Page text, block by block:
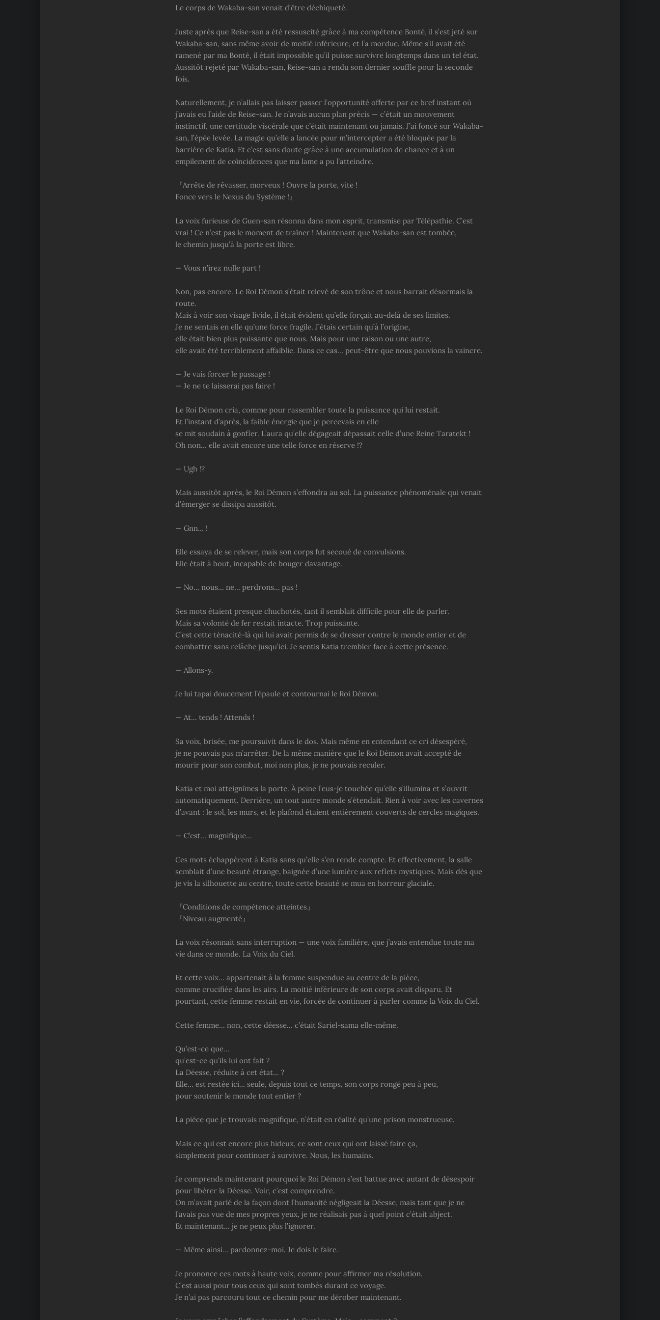
Le corps de Wakaba-san venait d’être déchiqueté.
Juste après que Reise-san a été ressuscité grâce à ma compétence Bonté, il s’est jeté sur
Wakaba-san, sans même avoir de moitié inférieure, et l’a mordue. Même s’il avait été
ramené par ma Bonté, il était impossible qu’il puisse survivre longtemps dans un tel état.
Aussitôt rejeté par Wakaba-san, Reise-san a rendu son dernier souffle pour la seconde
fois.
Naturellement, je n’allais pas laisser passer l’opportunité offerte par ce bref instant où
j’avais eu l’aide de Reise-san. Je n’avais aucun plan précis — c’était un mouvement
instinctif, une certitude viscérale que c’était maintenant ou jamais. J’ai foncé sur Wakaba-
san, l’épée levée. La magie qu’elle a lancée pour m’intercepter a été bloquée par la
barrière de Katia. Et c’est sans doute grâce à une accumulation de chance et à un
empilement de coïncidences que ma lame a pu l’atteindre.
『Arrête de rêvasser, morveux ! Ouvre la porte, vite !
Fonce vers le Nexus du Système !』
La voix furieuse de Guen-san résonna dans mon esprit, transmise par Télépathie. C’est
vrai ! Ce n’est pas le moment de traîner ! Maintenant que Wakaba-san est tombée,
le chemin jusqu’à la porte est libre.
— Vous n’irez nulle part !
Non, pas encore. Le Roi Démon s’était relevé de son trône et nous barrait désormais la
route.
Mais à voir son visage livide, il était évident qu’elle forçait au-delà de ses limites.
Je ne sentais en elle qu’une force fragile. J’étais certain qu’à l’origine,
elle était bien plus puissante que nous. Mais pour une raison ou une autre,
elle avait été terriblement affaiblie. Dans ce cas… peut-être que nous pouvions la vaincre.
— Je vais forcer le passage !
— Je ne te laisserai pas faire !
Le Roi Démon cria, comme pour rassembler toute la puissance qui lui restait.
Et l’instant d’après, la faible énergie que je percevais en elle
se mit soudain à gonfler. L’aura qu’elle dégageait dépassait celle d’une Reine Taratekt !
Oh non… elle avait encore une telle force en réserve !?
— Ugh !?
Mais aussitôt après, le Roi Démon s’effondra au sol. La puissance phénoménale qui venait
d’émerger se dissipa aussitôt.
— Gnn… !
Elle essaya de se relever, mais son corps fut secoué de convulsions.
Elle était à bout, incapable de bouger davantage.
— No… nous… ne… perdrons… pas !
Ses mots étaient presque chuchotés, tant il semblait difficile pour elle de parler.
Mais sa volonté de fer restait intacte. Trop puissante.
C’est cette ténacité-là qui lui avait permis de se dresser contre le monde entier et de
combattre sans relâche jusqu’ici. Je sentis Katia trembler face à cette présence.
— Allons-y.
Je lui tapai doucement l’épaule et contournai le Roi Démon.
— At… tends ! Attends !
Sa voix, brisée, me poursuivit dans le dos. Mais même en entendant ce cri désespéré,
je ne pouvais pas m’arrêter. De la même manière que le Roi Démon avait accepté de
mourir pour son combat, moi non plus, je ne pouvais reculer.
Katia et moi atteignîmes la porte. À peine l’eus-je touchée qu’elle s’illumina et s’ouvrit
automatiquement. Derrière, un tout autre monde s’étendait. Rien à voir avec les cavernes
d’avant : le sol, les murs, et le plafond étaient entièrement couverts de cercles magiques.
— C’est… magnifique…
Ces mots échappèrent à Katia sans qu’elle s’en rende compte. Et effectivement, la salle
semblait d’une beauté étrange, baignée d’une lumière aux reflets mystiques. Mais dès que
je vis la silhouette au centre, toute cette beauté se mua en horreur glaciale.
『Conditions de compétence atteintes』
『Niveau augmenté』
La voix résonnait sans interruption — une voix familière, que j’avais entendue toute ma
vie dans ce monde. La Voix du Ciel.
Et cette voix… appartenait à la femme suspendue au centre de la pièce,
comme crucifiée dans les airs. La moitié inférieure de son corps avait disparu. Et
pourtant, cette femme restait en vie, forcée de continuer à parler comme la Voix du Ciel.
Cette femme… non, cette déesse… c’était Sariel-sama elle-même.
Qu’est-ce que…
qu’est-ce qu’ils lui ont fait ?
La Déesse, réduite à cet état… ?
Elle… est restée ici… seule, depuis tout ce temps, son corps rongé peu à peu,
pour soutenir le monde tout entier ?
La pièce que je trouvais magnifique, n’était en réalité qu’une prison monstrueuse.
Mais ce qui est encore plus hideux, ce sont ceux qui ont laissé faire ça,
simplement pour continuer à survivre. Nous, les humains.
Je comprends maintenant pourquoi le Roi Démon s’est battue avec autant de désespoir
pour libérer la Déesse. Voir, c’est comprendre.
On m’avait parlé de la façon dont l’humanité négligeait la Déesse, mais tant que je ne
l’avais pas vue de mes propres yeux, je ne réalisais pas à quel point c’était abject.
Et maintenant… je ne peux plus l’ignorer.
— Même ainsi… pardonnez-moi. Je dois le faire.
Je prononce ces mots à haute voix, comme pour affirmer ma résolution.
C’est aussi pour tous ceux qui sont tombés durant ce voyage.
Je n’ai pas parcouru tout ce chemin pour me dérober maintenant.